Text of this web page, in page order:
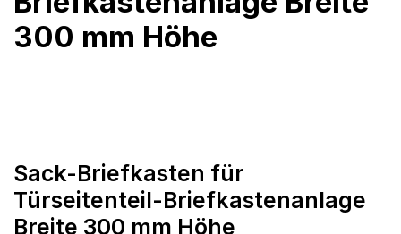
300 mm Höhe
Sack-Briefkasten für
Türseitenteil-Briefkastenanlage
Breite 300 mm Höhe